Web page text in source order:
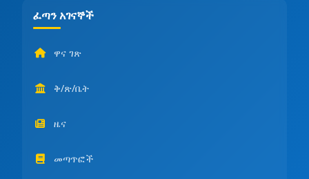
ፈጣን አገናኞች
ዋና ገጽ
ቅ/ጽ/ቤት
ዜና
መጣጥፎች